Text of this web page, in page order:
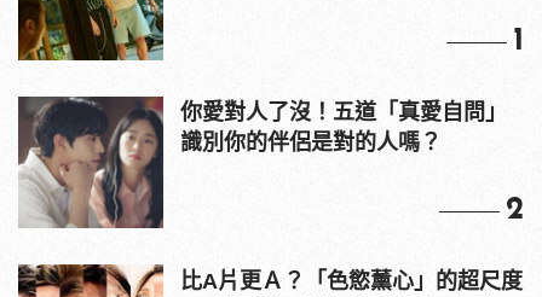
1
你愛對人了沒！五道「真愛自問」
識別你的伴侶是對的人嗎？
2
比A片更Ａ？「色慾薰心」的超尺度